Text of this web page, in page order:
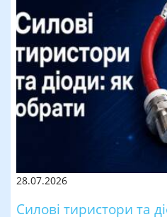
28.07.2026
Силові тиристори та